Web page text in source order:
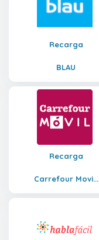
Recarga
BLAU
Recarga
Carrefour Movi...